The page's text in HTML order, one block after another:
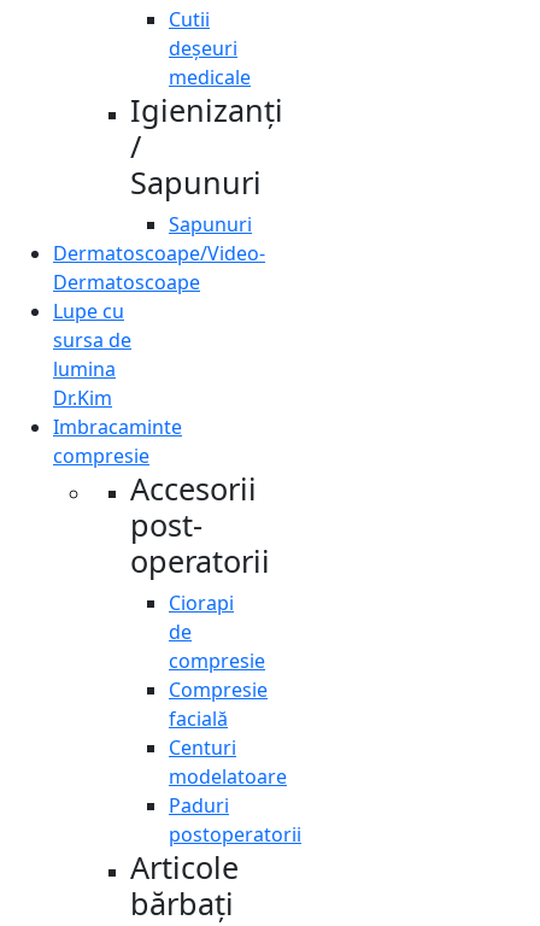
Cutii
deșeuri
medicale
Igienizanți
/
Sapunuri
Sapunuri
Dermatoscoape/Video-
Dermatoscoape
Lupe cu
sursa de
lumina
Dr.Kim
Imbracaminte
compresie
Accesorii
post-
operatorii
Ciorapi
de
compresie
Compresie
facială
Centuri
modelatoare
Paduri
postoperatorii
Articole
bărbați